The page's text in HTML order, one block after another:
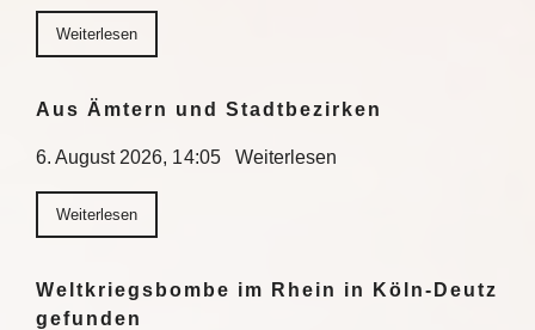
Weiterlesen
Aus Ämtern und Stadtbezirken
6. August 2026, 14:05 Weiterlesen
Weiterlesen
Weltkriegsbombe im Rhein in Köln-Deutz
gefunden